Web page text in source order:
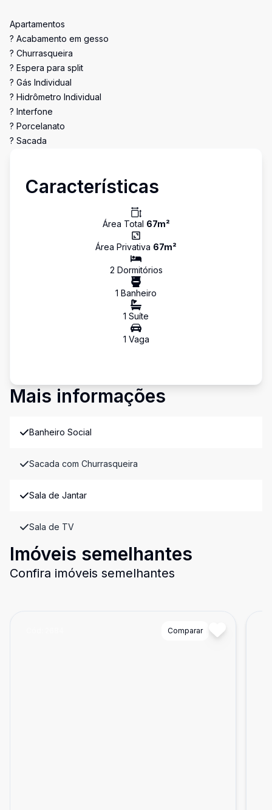
Apartamentos
? Acabamento em gesso
? Churrasqueira
? Espera para split
? Gás Individual
? Hidrômetro Individual
? Interfone
? Porcelanato
? Sacada
Características
Área Total 67m²
Área Privativa 67m²
2 Dormitórios
1 Banheiro
1 Suíte
1 Vaga
Mais informações
Banheiro Social
Sacada com Churrasqueira
Sala de Jantar
Sala de TV
Imóveis semelhantes
Confira imóveis semelhantes
Comparar